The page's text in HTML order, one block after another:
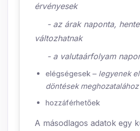
érvényesek
- az árak naponta,
változhatnak
- a valutaárfolyam
elégségesek – legyenek
döntések meghozatalához
hozzáférhetőek
A másodlagos adatok egy